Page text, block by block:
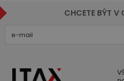
CHCETE BÝT V